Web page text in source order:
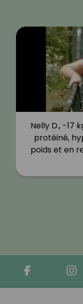
Nelly D., -17
protéiné,
poids et en